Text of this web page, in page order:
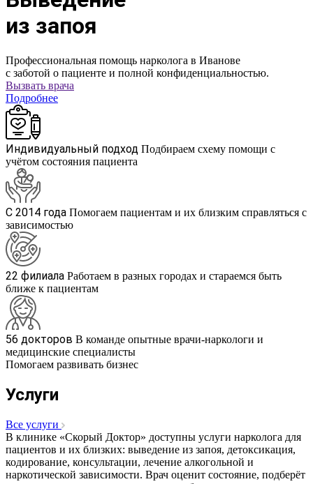
из запоя
Профессиональная помощь нарколога в Иванове
с заботой о пациенте и полной конфиденциальностью.
Вызвать врача
Подробнее
Индивидуальный подход Подбираем схему помощи с
учётом состояния пациента
С 2014 года Помогаем пациентам и их близким справляться с
зависимостью
22 филиала Работаем в разных городах и стараемся быть
ближе к пациентам
56 докторов В команде опытные врачи-наркологи и
медицинские специалисты
Помогаем развивать бизнес
Услуги
Все услуги
В клинике «Скорый Доктор» доступны услуги нарколога для
пациентов и их близких: выведение из запоя, детоксикация,
кодирование, консультации, лечение алкогольной и
наркотической зависимости. Врач оценит состояние, подберёт